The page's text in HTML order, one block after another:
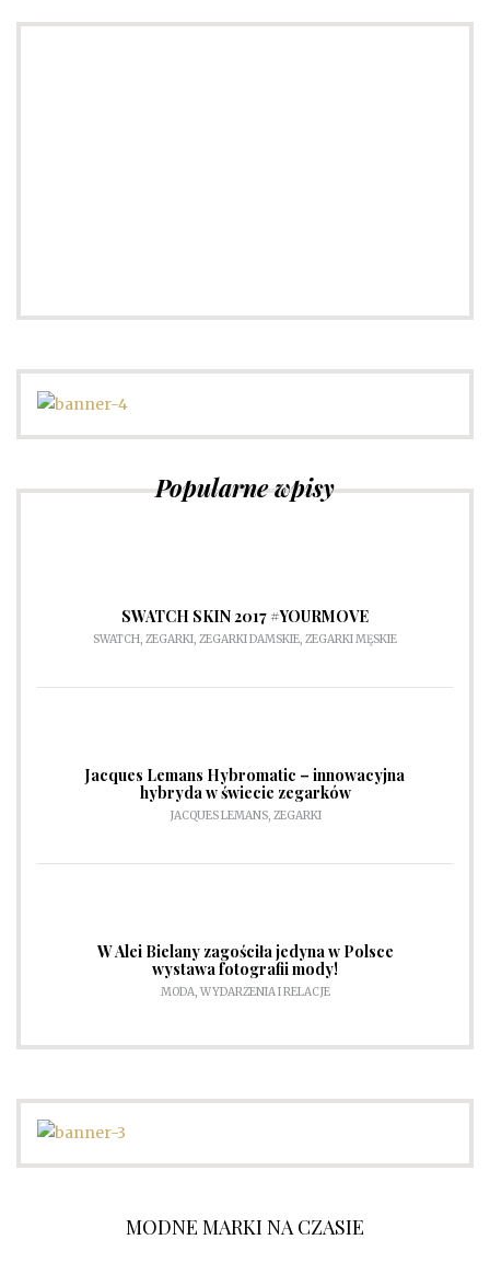
Popularne wpisy
SWATCH SKIN 2017 #YOURMOVE
SWATCH ZEGARKI ZEGARKI DAMSKIE ZEGARKI MĘSKIE
Jacques Lemans Hybromatic – innowacyjna
hybryda w świecie zegarków
JACQUES LEMANS, ZEGARKI
W Alei Bielany zagościła jedyna w Polsce
wystawa fotografii mody!
MODA, WYDARZENIA I RELACJE
MODNE MARKI NA CZASIE